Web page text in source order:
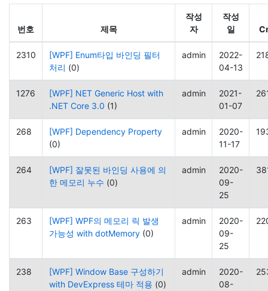
번호 제목
작성
자
작성
일
2310
[WPF] Enum타입 바인딩 필터
처리 (0)
admin
2022-
04-13
1276
[WPF] NET Generic Host with
.NET Core 3.0 (1)
admin
2021-
01-07
268
[WPF] Dependency Property
(0)
admin
2020-
11-17
264
[WPF] 잘못된 바인딩 사용에 의
한 메모리 누수 (0)
admin
2020-
09-
25
263
[WPF] WPF의 메모리 릭 발생
가능성 with dotMemory(0)
admin
2020-
09-
25
238
[WPF] Window Base 구성하기
with DevExpress 테마 적용 (0)
admin
2020-
08-